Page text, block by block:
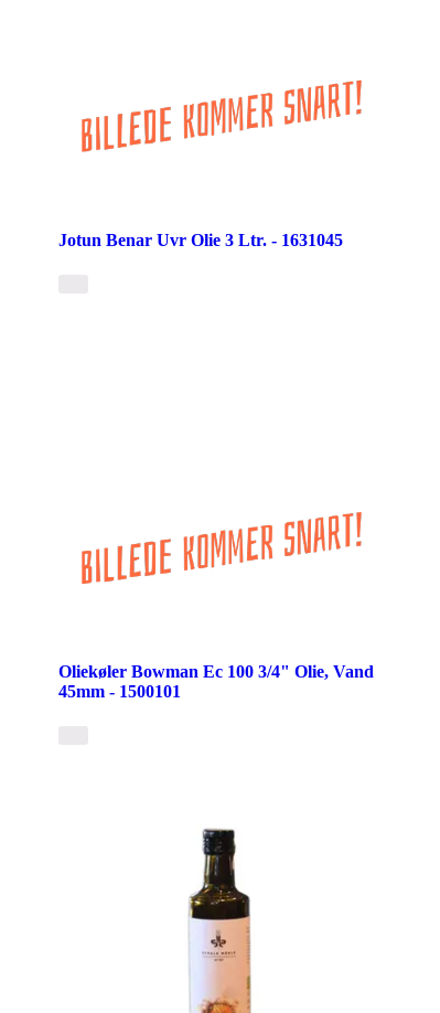
Jotun Benar Uvr Olie 3 Ltr. - 1631045
Oliekøler Bowman Ec 100 3/4" Olie, Vand
45mm - 1500101